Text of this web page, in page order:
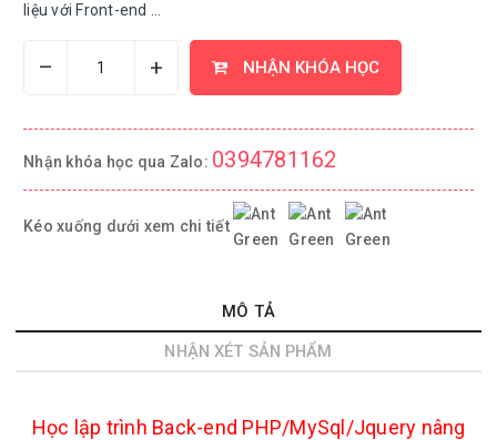
liệu với Front-end ...
– + NHẬN KHÓA HỌC
Nhận khóa học qua Zalo: 0394781162
Kéo xuống dưới xem chi tiết
MÔ TẢ
NHẬN XÉT SẢN PHẨM
Học lập trình Back-end PHP/MySql/Jquery nâng